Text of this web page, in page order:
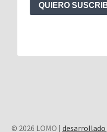
QUIERO
© 2026 LOMO | desarrollado